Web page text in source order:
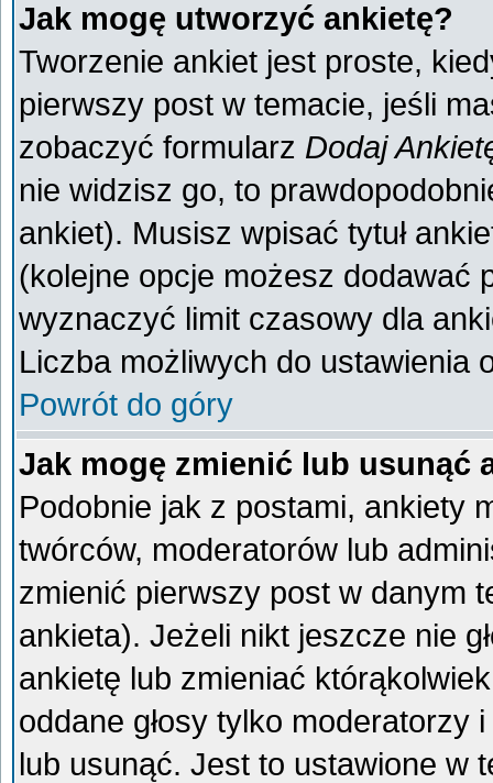
Jak mogę utworzyć ankietę?
Tworzenie ankiet jest proste,
pierwszy post w temacie, jeśli
zobaczyć formularz Dodaj
nie widzisz go, to
ankiet). Musisz wpisać tytuł
(kolejne opcje możesz dodawać
wyznaczyć limit czasowy dla
Liczba możliwych do ustawienia
Powrót do góry
Jak mogę zmienić lub usunąć
Podobnie jak z postami, ankiety
twórców, moderatorów lub
zmienić pierwszy post w danym
ankieta). Jeżeli nikt jeszcze nie
ankietę lub zmieniać
oddane głosy tylko moderatorzy
lub usunąć. Jest to ustawione w